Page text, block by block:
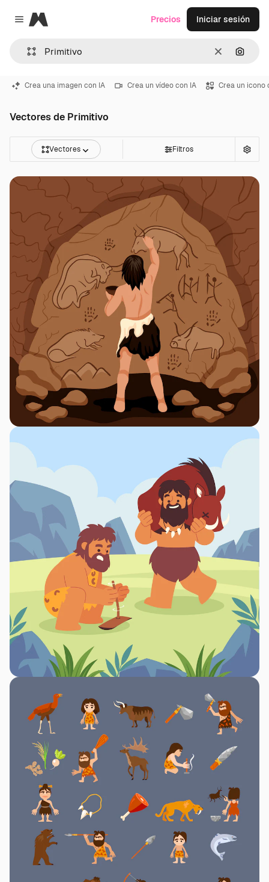
Close menu
Magnific
Borrar
Precios Iniciar sesión
Crea una imagen con IA Crea un vídeo con IA Crea un icono
Vectores de Primitivo
Vectores Filtros